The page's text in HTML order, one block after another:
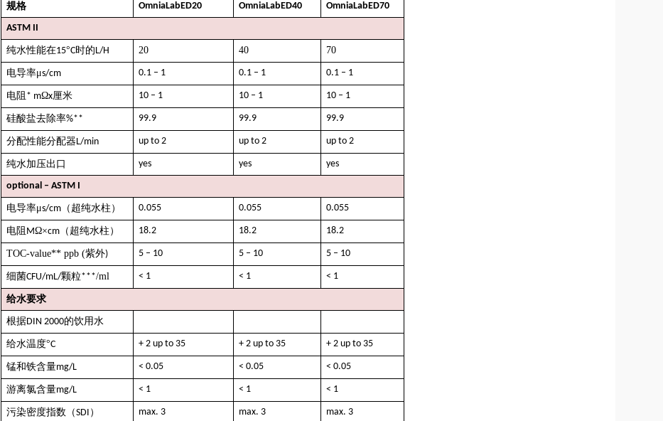
规格 OmniaLabED20 OmniaLabED40 OmniaLabED70
ASTM II
纯水性能在15°C时的L/H 20 40 70
电导率μs/cm 0.1 – 1 0.1 – 1 0.1 – 1
电阻* mΩx厘米 10 – 1 10 – 1 10 – 1
硅酸盐去除率%** 99.9 99.9 99.9
分配性能分配器L/min up to 2 up to 2 up to 2
纯水加压出口 yes yes yes
optional – ASTM I
电导率μs/cm（超纯水柱） 0.055 0.055 0.055
电阻MΩ×cm（超纯水柱） 18.2 18.2 18.2
TOC-value** ppb (紫外) 5 – 10 5 – 10 5 – 10
细菌CFU/mL/颗粒***/ml < 1 < 1 < 1
给水要求
根据DIN 2000的饮用水
给水温度°C + 2 up to 35 + 2 up to 35 + 2 up to 35
锰和铁含量mg/L < 0.05 < 0.05 < 0.05
游离氯含量mg/L < 1 < 1 < 1
污染密度指数（SDI ） max. 3 max. 3 max. 3